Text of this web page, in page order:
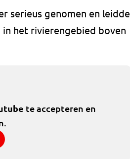
serieus genomen en leidde
het rivierengebied boven
te accepteren en